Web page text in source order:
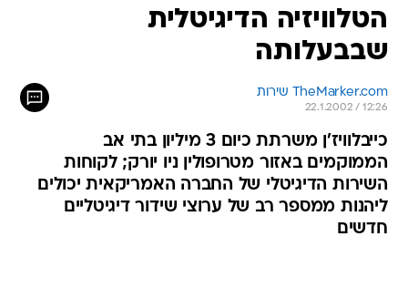
הטלוויזיה הדיגיטלית
שבבעלותה
TheMarker.com שירות
22.1.2002 / 12:26
כייבלוויז'ן משרתת כיום 3 מיליון בתי אב
הממוקמים באזור מטרופולין ניו יורק; לקוחות
השירות הדיגיטלי של החברה האמריקאית יכולים
ליהנות ממספר רב של ערוצי שידור דיגיטליים
חדשים